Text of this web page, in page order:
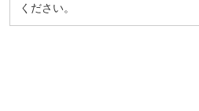
ください。